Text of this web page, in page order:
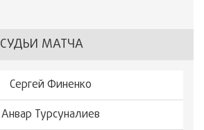
СУДЬИ МАТЧА
Сергей Финенко
Анвар Турсуналиев